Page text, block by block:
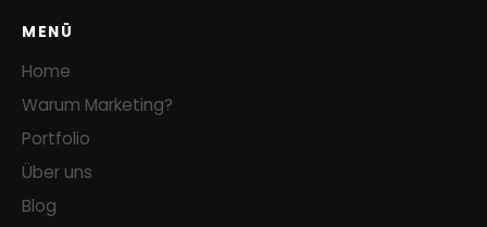
MENÜ
Home
Warum Marketing?
Portfolio
Über uns
Blog